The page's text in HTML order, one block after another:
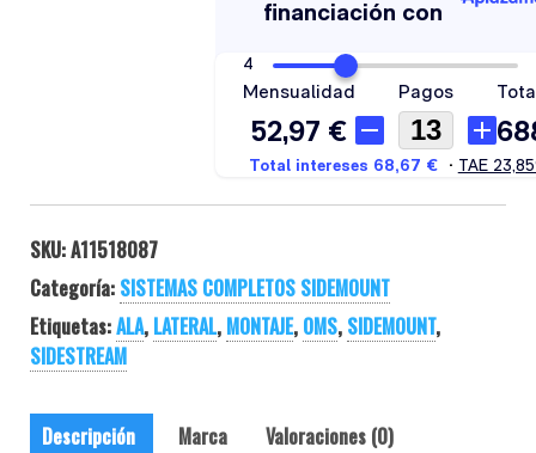
SKU:A11518087
Categoría: SISTEMAS COMPLETOS SIDEMOUNT
Etiquetas:ALA, LATERAL, MONTAJE, OMS, SIDEMOUNT,
SIDESTREAM
Descripción Marca Valoraciones (0)